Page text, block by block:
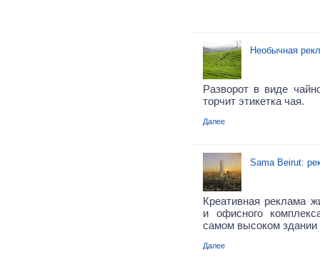
Необычная
Разворот в виде
торчит этикетка чая.
Далее
Sama Beirut:
Креативная реклама
и офисного
самом высоком здании
Далее